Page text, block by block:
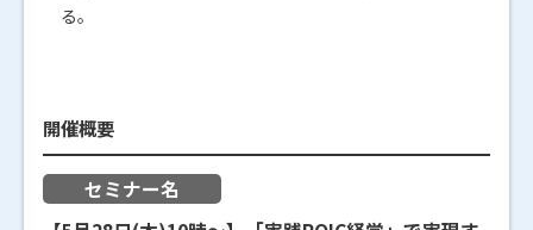
る。
開催概要
セミナー名